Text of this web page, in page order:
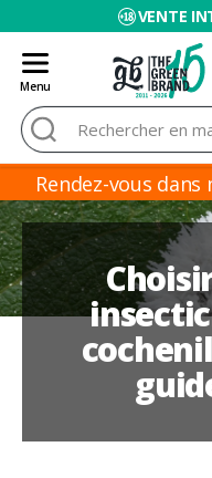
VENTE
Menu
Rechercher :
Rendez-vous